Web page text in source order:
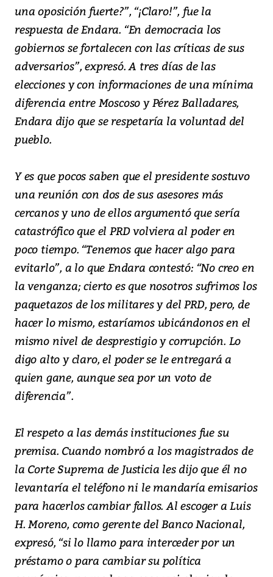
una oposición fuerte?”, “¡Claro!”, fue la
respuesta de Endara. “En democracia los
gobiernos se fortalecen con las críticas de sus
adversarios”, expresó. A tres días de las
elecciones y con informaciones de una mínima
diferencia entre Moscoso y Pérez Balladares,
Endara dijo que se respetaría la voluntad del
pueblo.
Y es que pocos saben que el presidente sostuvo
una reunión con dos de sus asesores más
cercanos y uno de ellos argumentó que sería
catastrófico que el PRD volviera al poder en
poco tiempo. “Tenemos que hacer algo para
evitarlo”, a lo que Endara contestó: “No creo en
la venganza; cierto es que nosotros sufrimos los
paquetazos de los militares y del PRD, pero, de
hacer lo mismo, estaríamos ubicándonos en el
mismo nivel de desprestigio y corrupción. Lo
digo alto y claro, el poder se le entregará a
quien gane, aunque sea por un voto de
diferencia”.
El respeto a las demás instituciones fue su
premisa. Cuando nombró a los magistrados de
la Corte Suprema de Justicia les dijo que él no
levantaría el teléfono ni le mandaría emisarios
para hacerlos cambiar fallos. Al escoger a Luis
H. Moreno, como gerente del Banco Nacional,
expresó, “si lo llamo para interceder por un
préstamo o para cambiar su política